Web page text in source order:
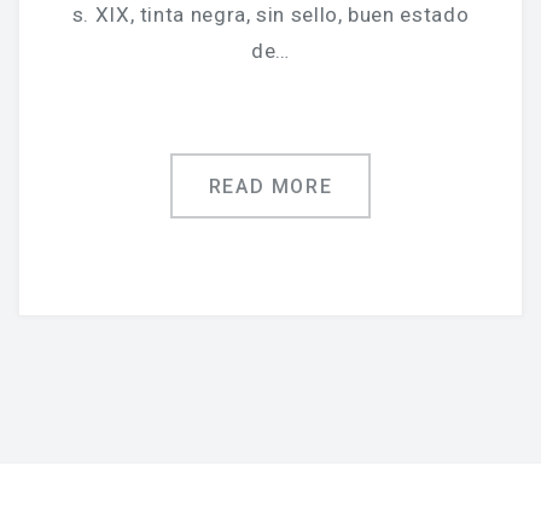
s. XIX, tinta negra, sin sello, buen estado
de…
READ MORE